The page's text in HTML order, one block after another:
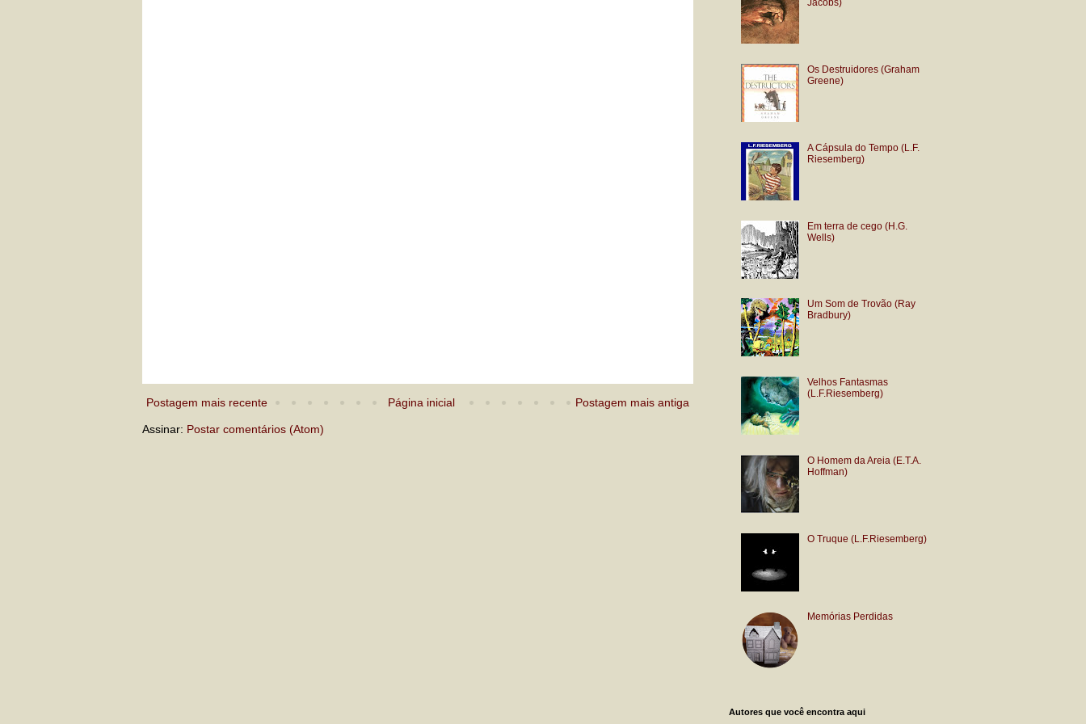
Postagem mais recente Postagem mais antiga
Página inicial
Assinar: Postar comentários (Atom)
Jacobs)
Os Destruidores (Graham
Greene)
A Cápsula do Tempo (L.F.
Riesemberg)
Em terra de cego (H.G.
Wells)
Um Som de Trovão (Ray
Bradbury)
Velhos Fantasmas
(L.F.Riesemberg)
O Homem da Areia (E.T.A.
Hoffman)
O Truque (L.F.Riesemberg)
Memórias Perdidas
Autores que você encontra aqui